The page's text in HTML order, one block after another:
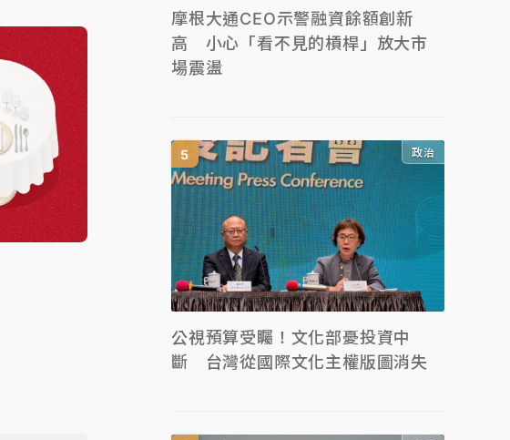
摩根大通CEO示警融資餘額創新
高 小心「看不見的槓桿」放大市
場震盪
政治
公視預算受矚！文化部憂投資中
斷 台灣從國際文化主權版圖消失